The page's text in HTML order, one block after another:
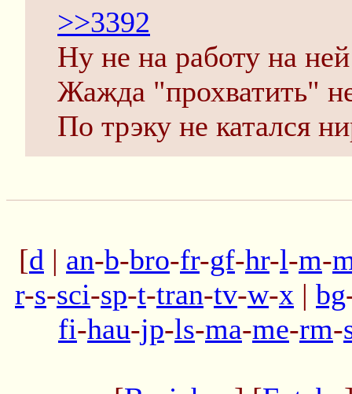
>>3392
Ну не на работу на
Жажда "прохватить"
По трэку не катался
[d | an-b-bro-fr-gf-hr-l-m-
r-s-sci-sp-t-tran-tv-w-x | bg
fi-hau-jp-ls-ma-me-rm-